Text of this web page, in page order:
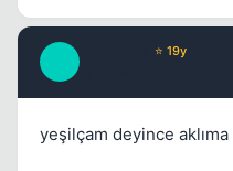
⭐ 19y
yeşilçam deyince